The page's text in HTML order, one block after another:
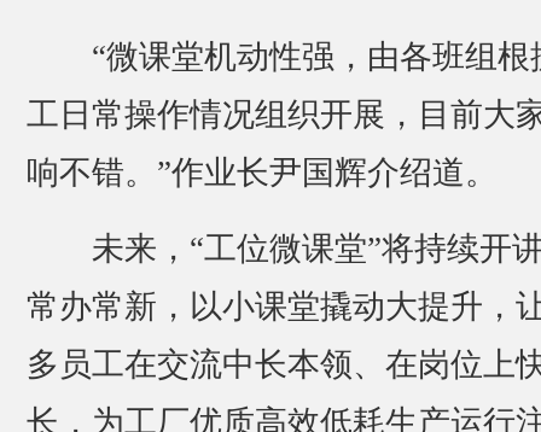
“微课堂机动性强，由各班组根
工日常操作情况组织开展，目前大
响不错。”作业长尹国辉介绍道。
未来，“工位微课堂”将持续开
常办常新，以小课堂撬动大提升，
多员工在交流中长本领、在岗位上
长，为工厂优质高效低耗生产运行